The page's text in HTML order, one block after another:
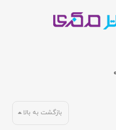
بازگشت به بالا